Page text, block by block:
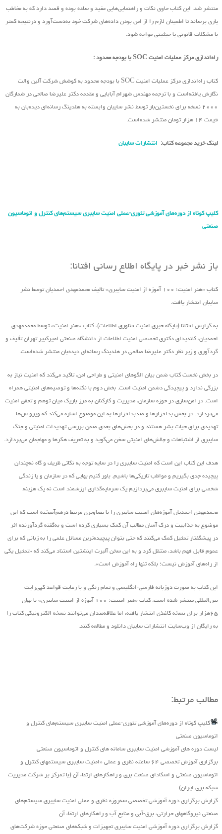
منتشر شد. این کتاب حاوی نکات و راهنمایی‌هایی مفید و ساده بوده و قصد دارد که به مخاطب
یاری برساند تا اطمینان لازم را از امن بودن داده‌های شرکت خود به‌دست‌آورد و درنتیجه کمتر
با مشکلات قانونی یا حیثیتی مواجه شود.
راه‌اندازی مرکز عملیات امنیت SOC با بودجه محدود :
کتاب راه‌اندازی مرکز عملیات امنیت SOC با بودجه محدود به کوشش شرکت آلین والت
نگارش یافته‌است و با ترجمه مهندس شهرام آبابایی و مقدمه دکتر علیرضا صالحی در شمارگان
۲۰۰۰ نسخه برای نخستین‌بار توسط نشر سایبان وابسته به هلدینگ رسانه‌ای دیده‌بان به
قیمت ۱۴ هزار تومان منتشر شده‌است.
لینک خرید مجموعه کتاب: انتشارات سایبان
کلیپ کوتاه از دوره‌های آموزشی تئوری-عملی امنیت سایبری سیستم‌های کنترل و اتوماسیون
صنعتی
باز نشر خبر در پایگاه اطلاع رسانی افتانا:
کتاب «هنر امنیت؛ ۱۰۰ آموزه از امنیت سایبری» تالیف محمدمهدی احمدیان توسط نشر
سایبان انتشار یافت.
به گزارش افتانا (پایگاه خبری امنیت فناوری اطلاعات)، کتاب «هنر امنیت» توسط محمدمهدی
احمدیان، کاندیدای دکتری تخصصی امنیت اطلاعات از دانشگاه صنعتی امیرکبیر تهران تألیف و
گردآوری و زیر نظر دکتر علیرضا صالحی در هلدینگ رسانه‌ای دیده‌بان منتشر شده‌است.
در بخش نخست کتاب ضمن بیان الگوهای امنیتی و طراحی امن، تاکید می‌کند که امنیت نیاز به
بزرگی ندارد و پیچیدگی دشمن امنیت است. بخش دوم با نکته‌ها و توصیه‌های امنیتی همراه
است. در امن‌سازی در حوزه‌ سازمان، مدیریت و کارکنان به مرز باریک میان توهم و تحقق امنیت
می‌پردازد. در بخش بدافزارها و ضدبدافزارها به این موضوع اشاره می‌کند که ویرو س‌ها
تهدیدی برای حیات بشر هستند و در بخش‌های بعدی ضمن بررسی تهدیدات امنیتی و جنگ
سایبری از اشتباهات و چالش‌های امنیتی سخن می‌گوید و به تعریف هکرها و مهاجمان می‌پردازد.
هدف این کتاب این است که امنیت سایبری را در سایه توجه به نکاتی ظریف و گاه نه‌چندان
پیچیده جدی بگیریم و مواظب تاریکی‌ها باشیم. باور کنیم بهایی که در سازمان و یا زندگی
شخصی برای امنیت سایبری می‌پردازیم یک سرمایه‌گذاری ارزشمند است نه یک هزینه.
محمدمهدی احمدیان آموزه‌های امنیت سایبری را با تصاویری مرتبط درهم‌آمیخته است که این
موضوع به جذابیت و درک آسان مطالب آن کمک بسیاری کرده است و به‌گفته گردآورنده اثر
در پیشگفتار تمثیل کمک می‌کنند که حتی بتوان پیچیده‌ترین مسائل علمی را به زبانی که برای
عموم قابل فهم باشد، منتقل کرد و به این سخن آلبرت اینشتین استناد می‌کند که «تمثیل یکی
از راه‌های آموزش نیست؛ بلکه تنها راه آموزش است».
این کتاب به صورت دوزبانه فارسی-انگلیسی و تمام رنگی و با رعایت قواعد کپی‌رایت
بین‌المللی منتشر شده است. کتاب «هنر امنیت؛ ۱۰۰ آموزه از امنیت سایبری» با بهای
۶۵هزار برای نسخه کاغذی انتشار یافته‌، اما علاقه‌مندان می‌توانند نسخه الکترونیکی کتاب را
به رایگان از وب‌سایت انتشارات سایبان دانلود و مطالعه کنند.
مطالب مرتبط:
کلیپ کوتاه از دوره‌های آموزشی تئوری-عملی امنیت سایبری سیستم‌های کنترل و
اتوماسیون صنعتی
لیست دوره های آموزشی امنیت سایبری سامانه های کنترل و اتوماسیون صنعتی
برگزاری آموزش تخصصی ۶۴ ساعته نظری و عملی «امنیت سایبری سیستمهای کنترل و
اتوماسیون صنعتی و اسکادای صنعت برق و راهکارهای ارتقاء آن (با تمرکز بر شرکت مدیریت
شبکه برق ایران)
گزارش برگزاری دوره آموزشی تخصصی سه‌روزه نظری و عملی امنیت سایبری سیستم‌های
صنعتی نیروگاه‏های حرارتی، برق‏-آبی و منابع آب و راهکارهای ارتقاء آن
گزارش برگزاری دوره آموزشی امنیت سایبری تجهیزات و شبکه‌های صنعتی حوزه شرکت‌های